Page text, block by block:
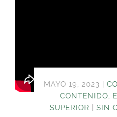
MAYO 19, 2023
CONTENIDO,
SUPERIOR
SIN